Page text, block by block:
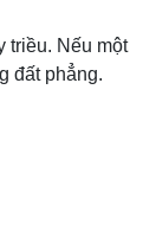
triều. Nếu một
đất phẳng.